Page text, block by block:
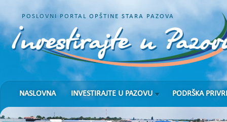
POSLOVNI PORTAL OPŠTINE STARA PAZOVA
NASLOVNA INVESTIRAJTE U PAZOVU PODRŠKA